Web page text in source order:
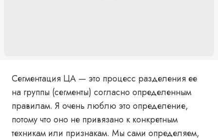
Сегментация ЦА — это процесс разделения ее
на группы (сегменты) согласно определенным
правилам. Я очень люблю это определение,
потому что оно не привязано к конкретным
техникам или признакам. Мы сами определяем,